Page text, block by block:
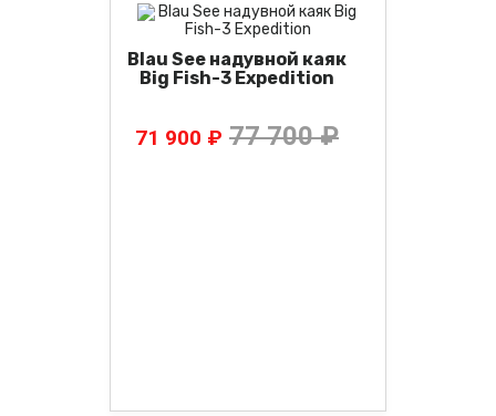
Blau See надувной каяк
Big Fish-3 Expedition
71 900 ₽ 77 700 ₽